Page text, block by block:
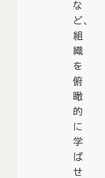
な
ど、
組
織
を
俯
瞰
的
に
学
ば
せ